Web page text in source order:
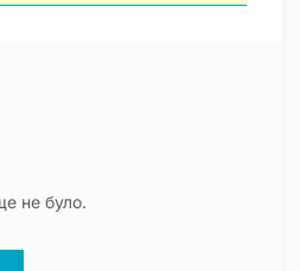
не було.